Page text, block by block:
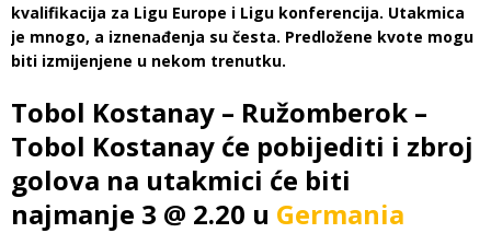
kvalifikacija za Ligu Europe i Ligu konferencija. Utakmica
je mnogo, a iznenađenja su česta. Predložene kvote mogu
biti izmijenjene u nekom trenutku.
Tobol Kostanay – Ružomberok –
Tobol Kostanay će pobijediti i zbroj
golova na utakmici će biti
najmanje 3 @ 2.20 u Germania